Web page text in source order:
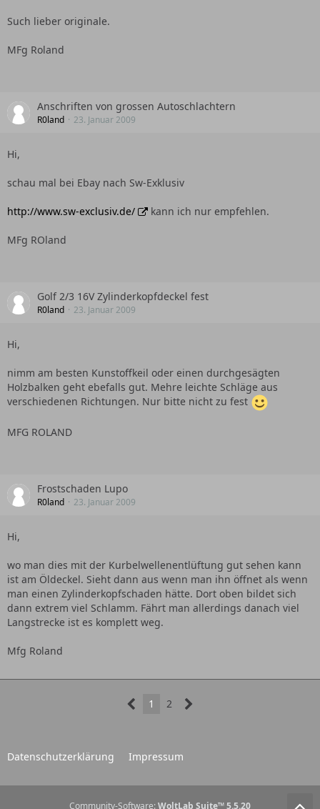
Such lieber originale.
MFg Roland
Anschriften von grossen Autoschlachtern
R0land 23. Januar 2009
Hi,
schau mal bei Ebay nach Sw-Exklusiv
http://www.sw-exclusiv.de/ kann ich nur empfehlen.
MFg ROland
Golf 2/3 16V Zylinderkopfdeckel fest
R0land 23. Januar 2009
Hi,
nimm am besten Kunstoffkeil oder einen durchgesägten
Holzbalken geht ebefalls gut. Mehre leichte Schläge aus
verschiedenen Richtungen. Nur bitte nicht zu fest
MFG ROLAND
Frostschaden Lupo
R0land 23. Januar 2009
Hi,
wo man dies mit der Kurbelwellenentlüftung gut sehen kann
ist am Öldeckel. Sieht dann aus wenn man ihn öffnet als wenn
man einen Zylinderkopfschaden hätte. Dort oben bildet sich
dann extrem viel Schlamm. Fährt man allerdings danach viel
Langstrecke ist es komplett weg.
Mfg Roland
1 2
Datenschutzerklärung Impressum
Community-Software: WoltLab Suite™ 5.5.20